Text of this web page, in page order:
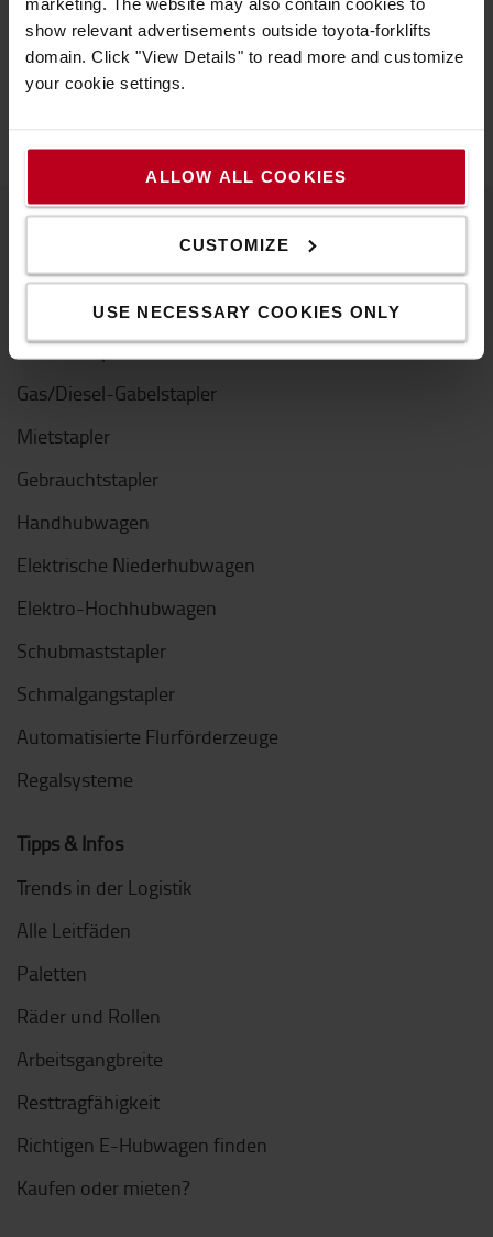
show relevant advertisements outside toyota-forklifts
domain. Click "View Details" to read more and customize
your cookie settings.
ALLOW ALL COOKIES
CUSTOMIZE
USE NECESSARY COOKIES ONLY
zuverlässige Transportlösung dar.
HANDHUBWAGEN FINDEN
Gabelstapler
Elektrostapler
Gas/Diesel-Gabelstapler
Mietstapler
Gebrauchtstapler
Handhubwagen
Elektrische Niederhubwagen
Elektro-Hochhubwagen
Schubmaststapler
Schmalgangstapler
Automatisierte Flurförderzeuge
Regalsysteme
Tipps & Infos
Trends in der Logistik
Alle Leitfäden
Paletten
Räder und Rollen
Arbeitsgangbreite
Resttragfähigkeit
Richtigen E-Hubwagen finden
Kaufen oder mieten?